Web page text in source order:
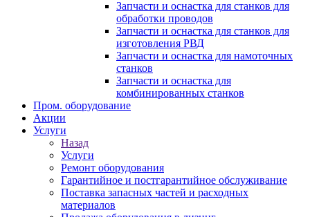
Запчасти и оснастка для станков для
обработки проводов
Запчасти и оснастка для станков для
изготовления РВД
Запчасти и оснастка для намоточных
станков
Запчасти и оснастка для
комбинированных станков
Пром. оборудование
Акции
Услуги
Назад
Услуги
Ремонт оборудования
Гарантийное и постгарантийное обслуживание
Поставка запасных частей и расходных
материалов